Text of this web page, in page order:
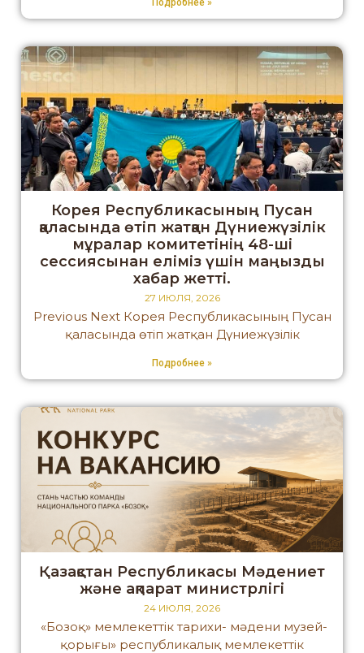
Подробнее »
Корея Республикасының Пусан
қаласында өтіп жатқан Дүниежүзілік
мұралар комитетінің 48-ші
сессиясынан еліміз үшін маңызды
хабар жетті.
27 ИЮЛЯ, 2026
Previous Next Корея Республикасының Пусан
қаласында өтіп жатқан Дүниежүзілік
Подробнее »
Қазақстан Республикасы Мәдениет
және ақпарат министрлігі
24 ИЮЛЯ, 2026
«Бозоқ» мемлекеттік тарихи- мәдени музей-
қорығы» республикалық мемлекеттік